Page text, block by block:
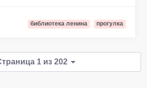
библиотека ленина прогулка
1 из 202